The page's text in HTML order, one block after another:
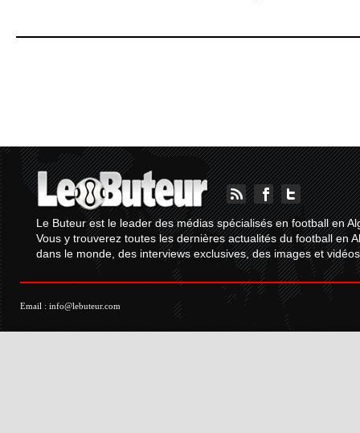
Le Buteur est le leader des médias spécialisés en football en
Vous y trouverez toutes les dernières actualités du football en
dans le monde, des interviews exclusives, des images et
Email : info@lebuteur.com